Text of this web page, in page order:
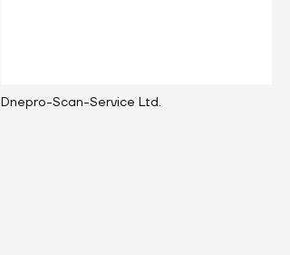
Dnepro-Scan-Service Ltd.